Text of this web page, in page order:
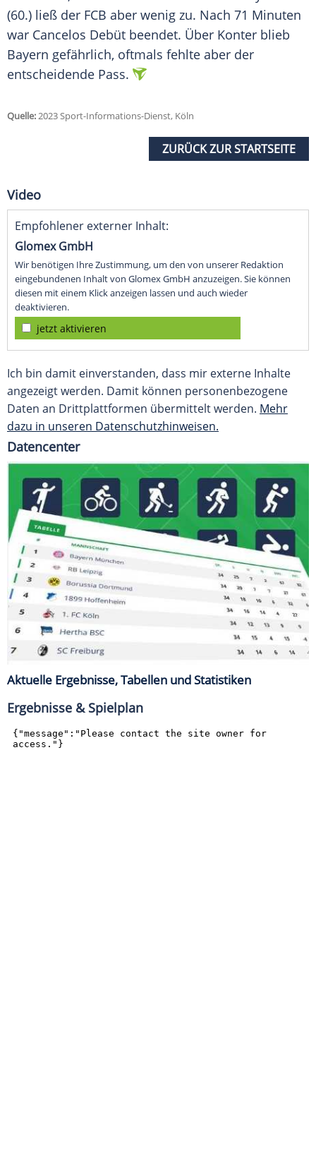
(60.) ließ der FCB aber wenig zu. Nach 71 Minuten
war Cancelos Debüt beendet. Über Konter blieb
Bayern gefährlich, oftmals fehlte aber der
entscheidende Pass.
Quelle:2023 Sport-Informations-Dienst, Köln
ZURÜCK ZUR STARTSEITE
Video
Empfohlener externer Inhalt:
Glomex GmbH
Wir benötigen Ihre Zustimmung, um den von unserer Redaktion
eingebundenen Inhalt von Glomex GmbH anzuzeigen. Sie können
diesen mit einem Klick anzeigen lassen und auch wieder
deaktivieren.
jetzt aktivieren
Ich bin damit einverstanden, dass mir externe Inhalte
angezeigt werden. Damit können personenbezogene
Daten an Drittplattformen übermittelt werden. Mehr
dazu in unseren Datenschutzhinweisen.
Datencenter
Aktuelle Ergebnisse, Tabellen und Statistiken
Ergebnisse & Spielplan